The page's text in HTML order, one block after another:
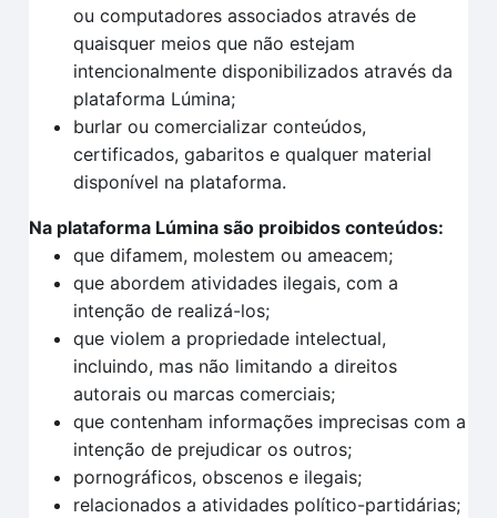
ou computadores associados através de
quaisquer meios que não estejam
intencionalmente disponibilizados através da
plataforma Lúmina;
burlar ou comercializar conteúdos,
certificados, gabaritos e qualquer material
disponível na plataforma.
Na plataforma Lúmina são proibidos conteúdos:
que difamem, molestem ou ameacem;
que abordem atividades ilegais, com a
intenção de realizá-los;
que violem a propriedade intelectual,
incluindo, mas não limitando a direitos
autorais ou marcas comerciais;
que contenham informações imprecisas com a
intenção de prejudicar os outros;
pornográficos, obscenos e ilegais;
relacionados a atividades político-partidárias;